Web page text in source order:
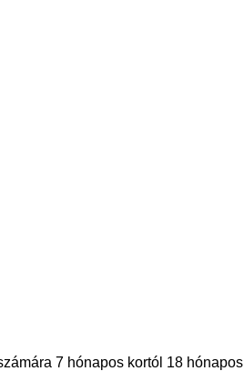
7 hónapos kortól 18 hónapos